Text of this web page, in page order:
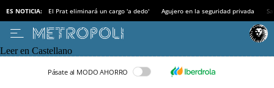
ES NOTICIA: El Prat eliminará un cargo 'a dedo' Agujero en la seguridad privada
Leer en Castellano
Pásate al MODO AHORRO